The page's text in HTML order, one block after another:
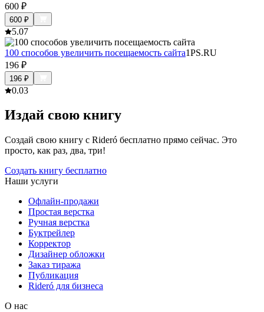
600 ₽
600 ₽
5.07
100 способов увеличить посещаемость сайта1PS.RU
196 ₽
196 ₽
0.03
Издай свою книгу
Создай свою книгу с Rideró бесплатно прямо сейчас. Это
просто, как раз, два, три!
Создать книгу бесплатно
Наши услуги
Офлайн-продажи
Простая верстка
Ручная верстка
Буктрейлер
Корректор
Дизайнер обложки
Заказ тиража
Публикация
Rideró для бизнеса
О нас